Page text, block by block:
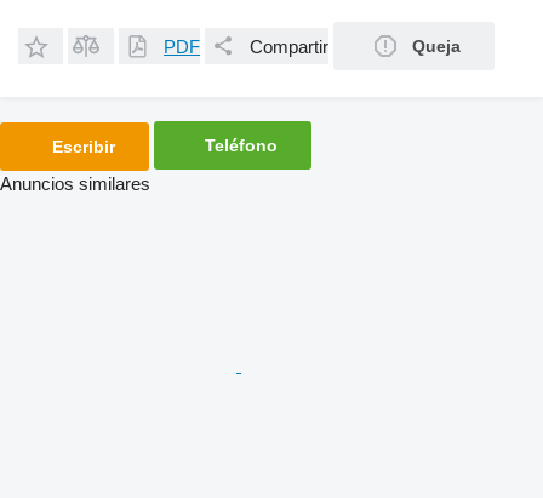
PDF Compartir Queja
Escribir Teléfono
Anuncios similares